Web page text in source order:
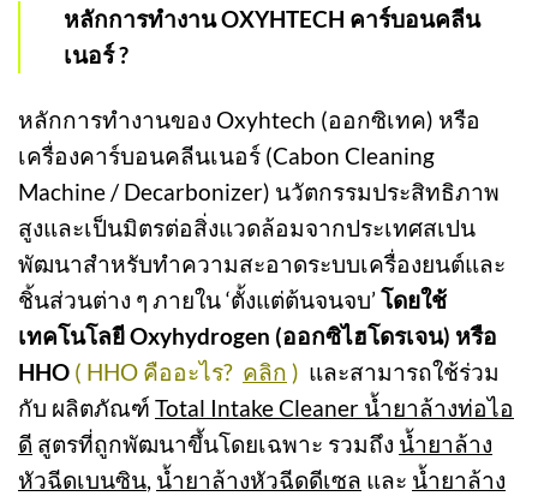
หลักการทำงาน OXYHTECH คาร์บอนคลีน
เนอร์ ?
หลักการทำงานของ Oxyhtech (ออกซิเทค) หรือ
เครื่องคาร์บอนคลีนเนอร์ (Cabon Cleaning
Machine / Decarbonizer) นวัตกรรมประสิทธิภาพ
สูงและเป็นมิตรต่อสิ่งแวดล้อมจากประเทศสเปน
พัฒนาสำหรับทำความสะอาดระบบเครื่องยนต์และ
ชิ้นส่วนต่าง ๆ ภายใน ‘ตั้งแต่ต้นจนจบ’ โดยใช้
เทคโนโลยี Oxyhydrogen (ออกซิไฮโดรเจน) หรือ
HHO ( HHO คืออะไร? คลิก ) และสามารถใช้ร่วม
กับ ผลิตภัณฑ์ Total Intake Cleaner น้ำยาล้างท่อไอ
ดี สูตรที่ถูกพัฒนาขึ้นโดยเฉพาะ รวมถึง น้ำยาล้าง
หัวฉีดเบนซิน, น้ำยาล้างหัวฉีดดีเซล และ น้ำยาล้าง